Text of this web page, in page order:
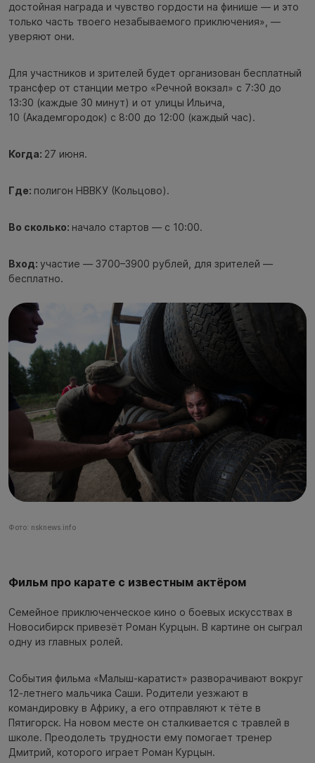
достойная награда и чувство гордости на финише — и это
только часть твоего незабываемого приключения», —
уверяют они.
Для участников и зрителей будет организован бесплатный
трансфер от станции метро «Речной вокзал» с 7:30 до
13:30 (каждые 30 минут) и от улицы Ильича,
10 (Академгородок) с 8:00 до 12:00 (каждый час).
Когда: 27 июня.
Где: полигон НВВКУ (Кольцово).
Во сколько: начало стартов — с 10:00.
Вход: участие — 3700–3900 рублей, для зрителей —
бесплатно.
Фото: nsknews.info
Фильм про карате с известным актёром
Семейное приключенческое кино о боевых искусствах в
Новосибирск привезёт Роман Курцын. В картине он сыграл
одну из главных ролей.
События фильма «Малыш-каратист» разворачивают вокруг
12-летнего мальчика Саши. Родители уезжают в
командировку в Африку, а его отправляют к тёте в
Пятигорск. На новом месте он сталкивается с травлей в
школе. Преодолеть трудности ему помогает тренер
Дмитрий, которого играет Роман Курцын.